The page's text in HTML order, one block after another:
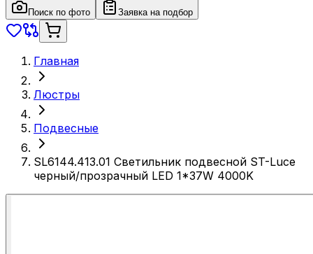
Поиск по фото Заявка на подбор
Главная
Люстры
Подвесные
SL6144.413.01 Светильник подвесной ST-Luce
черный/прозрачный LED 1*37W 4000K